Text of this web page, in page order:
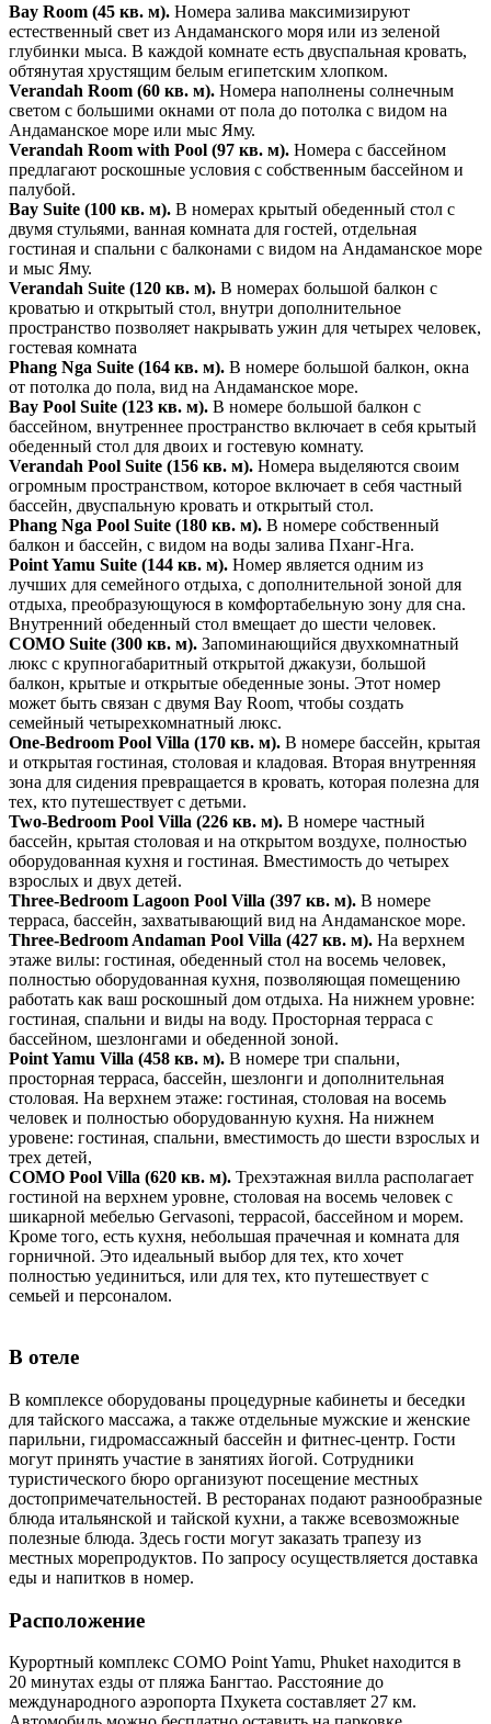
Bay Room (45 кв. м). Номера залива максимизируют
естественный свет из Андаманского моря или из зеленой
глубинки мыса. В каждой комнате есть двуспальная кровать,
обтянутая хрустящим белым египетским хлопком.
Verandah Room (60 кв. м). Номера наполнены солнечным
светом с большими окнами от пола до потолка с видом на
Андаманское море или мыс Яму.
Verandah Room with Pool (97 кв. м). Номера с бассейном
предлагают роскошные условия с собственным бассейном и
палубой.
Bay Suite (100 кв. м). В номерах крытый обеденный стол с
двумя стульями, ванная комната для гостей, отдельная
гостиная и спальни с балконами с видом на Андаманское море
и мыс Яму.
Verandah Suite (120 кв. м). В номерах большой балкон с
кроватью и открытый стол, внутри дополнительное
пространство позволяет накрывать ужин для четырех человек,
гостевая комната
Phang Nga Suite (164 кв. м). В номере большой балкон, окна
от потолка до пола, вид на Андаманское море.
Bay Pool Suite (123 кв. м). В номере большой балкон с
бассейном, внутреннее пространство включает в себя крытый
обеденный стол для двоих и гостевую комнату.
Verandah Pool Suite (156 кв. м). Номера выделяются своим
огромным пространством, которое включает в себя частный
бассейн, двуспальную кровать и открытый стол.
Phang Nga Pool Suite (180 кв. м). В номере собственный
балкон и бассейн, с видом на воды залива Пханг-Нга.
Point Yamu Suite (144 кв. м). Hомер является одним из
лучших для семейного отдыха, с дополнительной зоной для
отдыха, преобразующуюся в комфортабельную зону для сна.
Внутренний обеденный стол вмещает до шести человек.
COMO Suite (300 кв. м). Запоминающийся двухкомнатный
люкс с крупногабаритный открытой джакузи, большой
балкон, крытые и открытые обеденные зоны. Этот номер
может быть связан с двумя Bay Room, чтобы создать
семейный четырехкомнатный люкс.
One-Bedroom Pool Villa (170 кв. м). В номере бассейн, крытая
и открытая гостиная, столовая и кладовая. Вторая внутренняя
зона для сидения превращается в кровать, которая полезна для
тех, кто путешествует с детьми.
Two-Bedroom Pool Villa (226 кв. м). В номере частный
бассейн, крытая столовая и на открытом воздухе, полностью
оборудованная кухня и гостиная. Вместимость до четырех
взрослых и двух детей.
Three-Bedroom Lagoon Pool Villa (397 кв. м). В номере
терраса, бассейн, захватывающий вид на Андаманское море.
Three-Bedroom Andaman Pool Villa (427 кв. м). На верхнем
этаже вилы: гостиная, обеденный стол на восемь человек,
полностью оборудованная кухня, позволяющая помещению
работать как ваш роскошный дом отдыха. На нижнем уровне:
гостиная, спальни и виды на воду. Просторная терраса с
бассейном, шезлонгами и обеденной зоной.
Point Yamu Villa (458 кв. м). В номере три спальни,
просторная терраса, бассейн, шезлонги и дополнительная
столовая. На верхнем этаже: гостиная, столовая на восемь
человек и полностью оборудованную кухня. На нижнем
уровене: гостиная, спальни, вместимость до шести взрослых и
трех детей,
COMO Pool Villa (620 кв. м). Трехэтажная вилла располагает
гостиной на верхнем уровне, столовая на восемь человек с
шикарной мебелью Gervasoni, террасой, бассейном и морем.
Кроме того, есть кухня, небольшая прачечная и комната для
горничной. Это идеальный выбор для тех, кто хочет
полностью уединиться, или для тех, кто путешествует с
семьей и персоналом.
В отеле
В комплексе оборудованы процедурные кабинеты и беседки
для тайского массажа, а также отдельные мужские и женские
парильни, гидромассажный бассейн и фитнес-центр. Гости
могут принять участие в занятиях йогой. Сотрудники
туристического бюро организуют посещение местных
достопримечательностей. В ресторанах подают разнообразные
блюда итальянской и тайской кухни, а также всевозможные
полезные блюда. Здесь гости могут заказать трапезу из
местных морепродуктов. По запросу осуществляется доставка
еды и напитков в номер.
Расположение
Курортный комплекс COMO Point Yamu, Phuket находится в
20 минутах езды от пляжа Бангтао. Расстояние до
международного аэропорта Пхукета составляет 27 км.